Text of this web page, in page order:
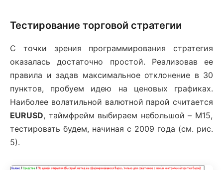
Тестирование торговой стратегии
С точки зрения программирования стратегия
оказалась достаточно простой. Реализовав ее
правила и задав максимальное отклонение в 30
пунктов, пробуем идею на ценовых графиках.
Наиболее волатильной валютной парой считается
EURUSD, таймфрейм выбираем небольшой – M15,
тестировать будем, начиная с 2009 года (см. рис.
5).